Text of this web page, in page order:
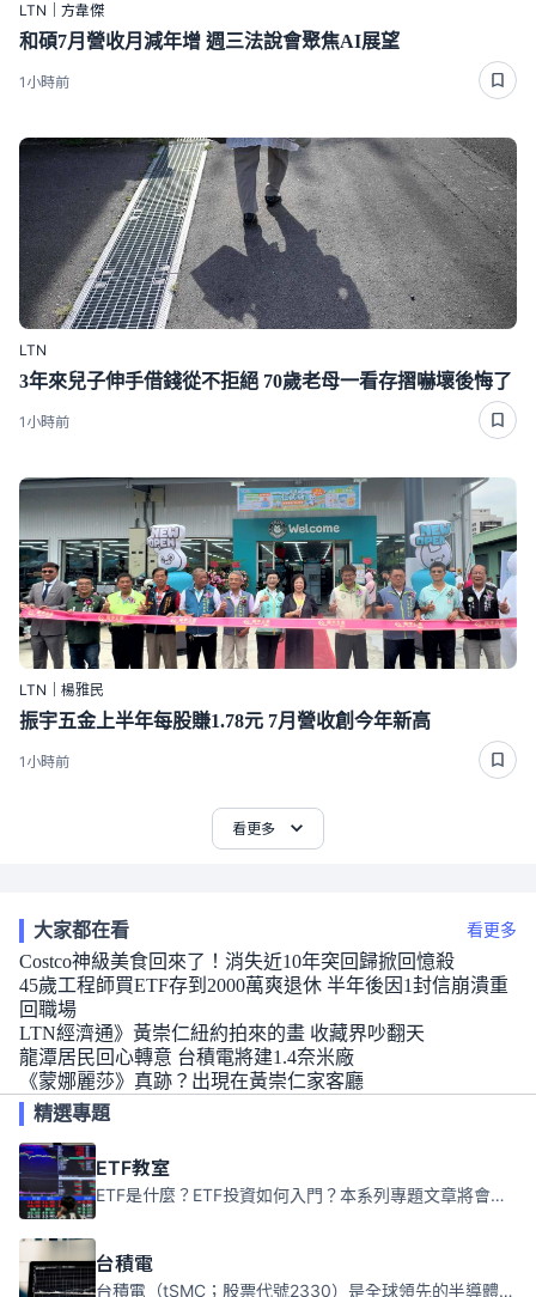
LTN｜方韋傑
和碩7月營收月減年增 週三法說會聚焦AI展望
1小時前
LTN
3年來兒子伸手借錢從不拒絕 70歲老母一看存摺嚇壞後悔了
1小時前
LTN｜楊雅民
振宇五金上半年每股賺1.78元 7月營收創今年新高
1小時前
看更多
大家都在看 看更多
Costco神級美食回來了！消失近10年突回歸掀回憶殺
45歲工程師買ETF存到2000萬爽退休 半年後因1封信崩潰重
回職場
LTN經濟通》黃崇仁紐約拍來的畫 收藏界吵翻天
龍潭居民回心轉意 台積電將建1.4奈米廠
《蒙娜麗莎》真跡？出現在黃崇仁家客廳
精選專題
ETF教室
ETF是什麼？ETF投資如何入門？本系列專題文章將會告訴你新手必須知道的ETF基礎知識。
台積電
台積電（tSMC；股票代號2330）是全球領先的半導體代工公司，成立於1987年，總部位於台灣新竹。且已於美國、日本、德國及中國設廠，台積電是全球首家專業積體電路製造服務公司，也是全球最先進和最大規模的半導體代工廠。